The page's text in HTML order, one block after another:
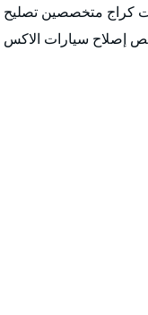
كراج متخصصين
سيارات الاكس